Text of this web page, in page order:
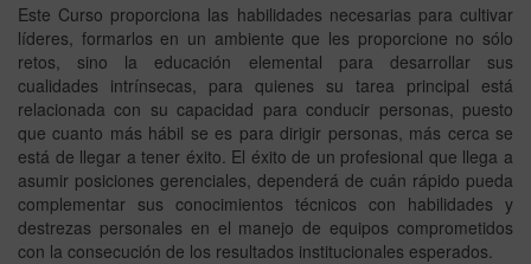
Este Curso proporciona las habilidades necesarias para cultivar
líderes, formarlos en un ambiente que les proporcione no sólo
retos, sino la educación elemental para desarrollar sus
cualidades intrínsecas, para quienes su tarea principal está
relacionada con su capacidad para conducir personas, puesto
que cuanto más hábil se es para dirigir personas, más cerca se
está de llegar a tener éxito. El éxito de un profesional que llega a
asumir posiciones gerenciales, dependerá de cuán rápido pueda
complementar sus conocimientos técnicos con habilidades y
destrezas personales en el manejo de equipos comprometidos
con la consecución de los resultados institucionales esperados.